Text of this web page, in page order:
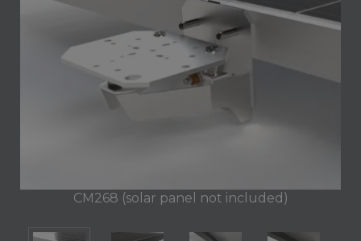
CM268 (solar panel not included)